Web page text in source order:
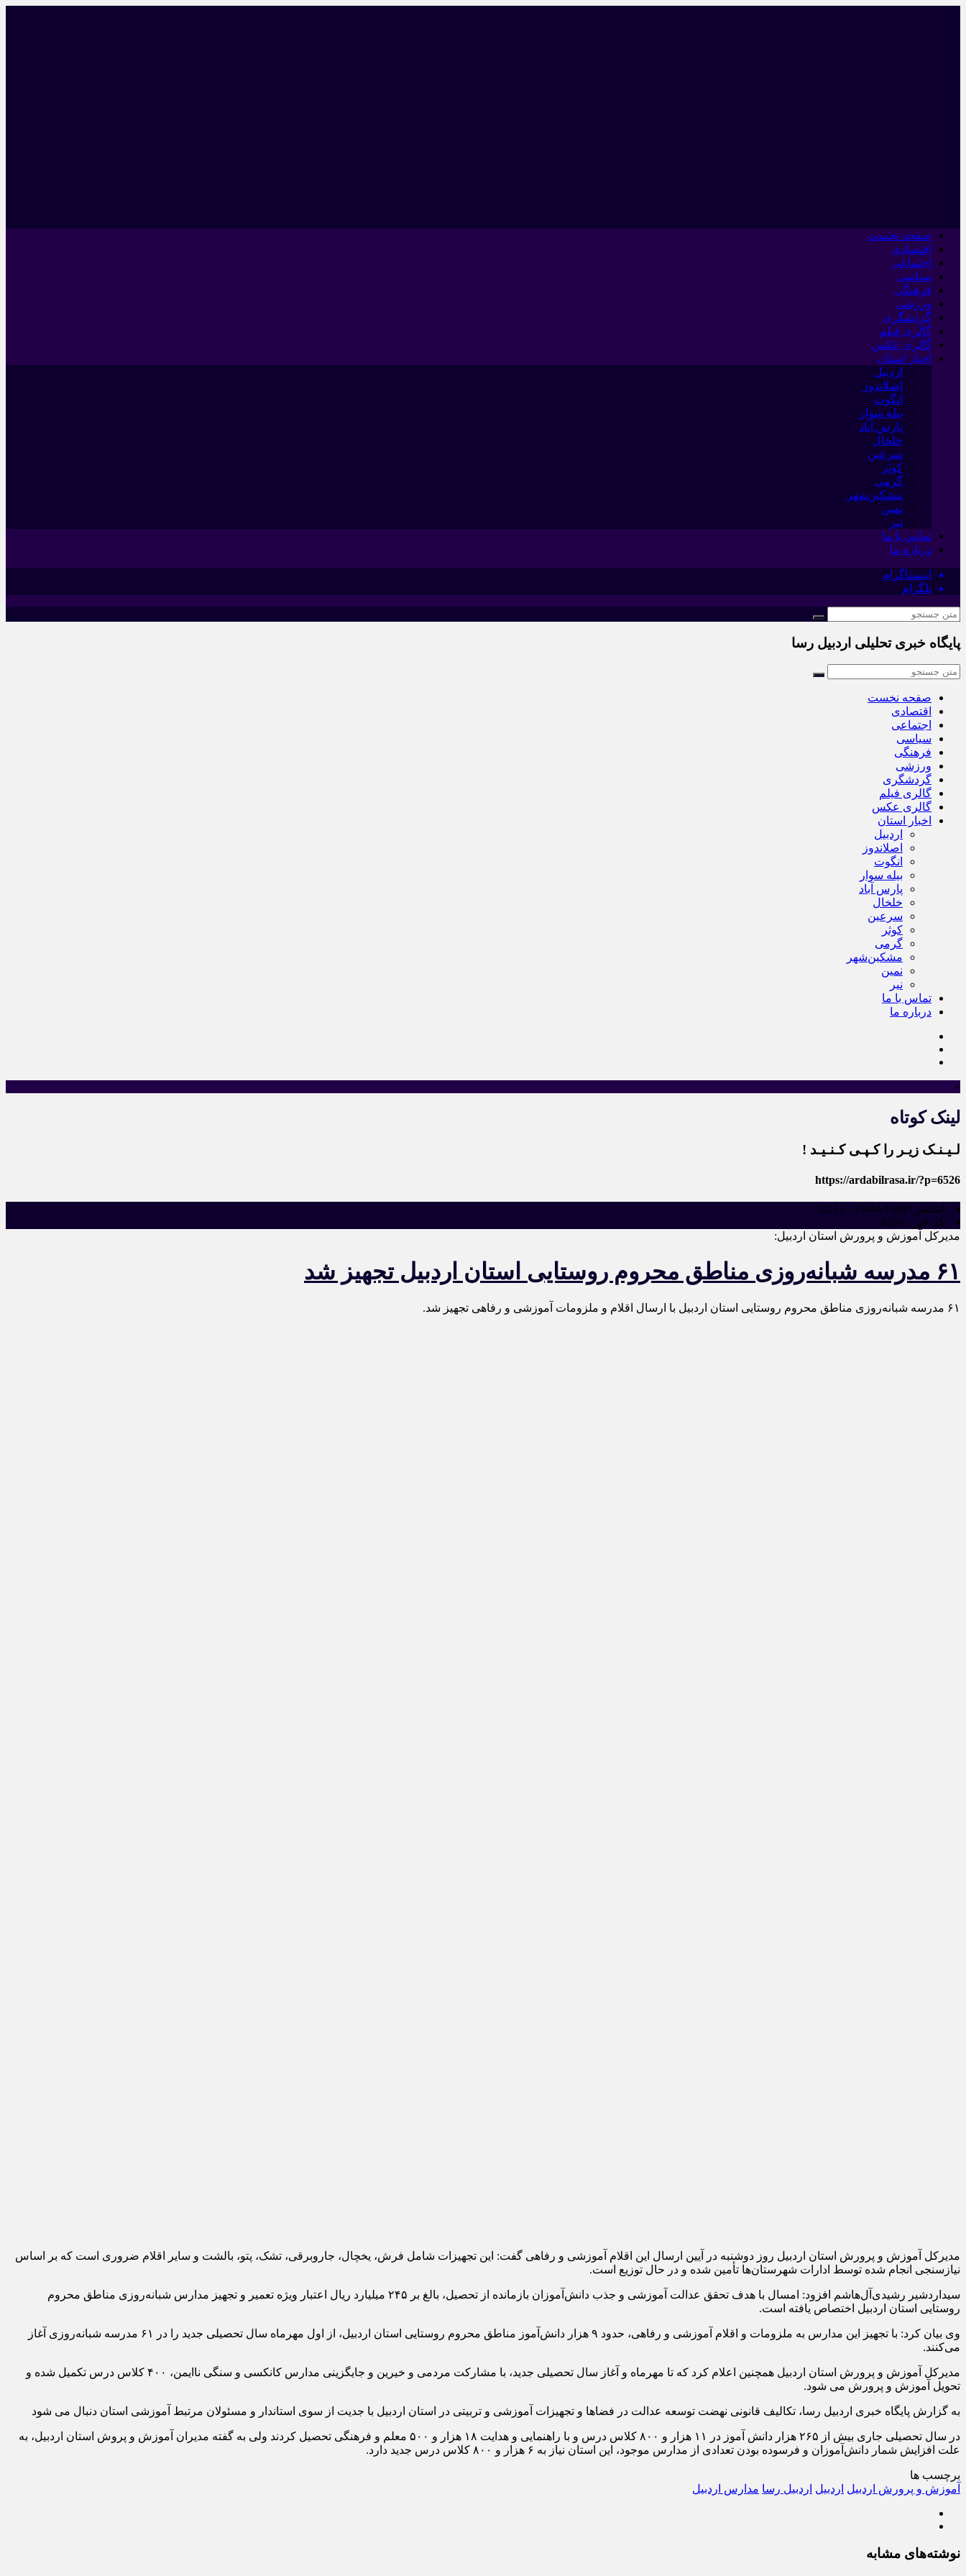
صفحه نخست
اقتصادی
اجتماعی
سیاسی
فرهنگی
ورزشی
گردشگری
گالری فیلم
گالری عکس
اخبار استان
اردبیل
اصلاندوز
انگوت
بیله سوار
پارس آباد
خلخال
سرعین
کوثر
گرمی
مشکین‌شهر
نمین
نیر
تماس با ما
درباره ما
اینستاگرام
تلگرام
پایگاه خبری تحلیلی اردبیل رسا
صفحه نخست
اقتصادی
اجتماعی
سیاسی
فرهنگی
ورزشی
گردشگری
گالری فیلم
گالری عکس
اخبار استان
اردبیل
اصلاندوز
انگوت
بیله سوار
پارس آباد
خلخال
سرعین
کوثر
گرمی
مشکین‌شهر
نمین
نیر
تماس با ما
درباره ما
×
لینک کوتاه
لـیـنـک زیـر را کـپـی کـنـیـد !
https://ardabilrasa.ir/?p=6526
انتشار : 1404-04-23 - 12:11
کد خبر : 6526
مدیرکل آموزش و پرورش استان اردبیل:
۶۱ مدرسه شبانه‌روزی مناطق محروم روستایی استان اردبیل تجهیز شد
۶۱ مدرسه شبانه‌روزی مناطق محروم روستایی استان اردبیل با ارسال اقلام و ملزومات آموزشی و رفاهی تجهیز شد.
مدیرکل آموزش و پرورش استان اردبیل روز دوشنبه در آیین ارسال این اقلام آموزشی و رفاهی گفت: این تجهیزات شامل فرش، یخچال، جاروبرقی، تشک، پتو، بالشت و سایر اقلام ضروری است که بر اساس
نیازسنجی انجام شده توسط ادارات شهرستان‌ها تأمین شده و در حال توزیع است.
سیداردشیر رشیدی‌آل‌هاشم افزود: امسال با هدف تحقق عدالت آموزشی و جذب دانش‌آموزان بازمانده از تحصیل، بالغ بر ۲۴۵ میلیارد ریال اعتبار ویژه تعمیر و تجهیز مدارس شبانه‌روزی مناطق محروم
روستایی استان اردبیل اختصاص یافته است.
وی بیان کرد: با تجهیز این مدارس به ملزومات و اقلام آموزشی و رفاهی، حدود ۹ هزار دانش‌آموز مناطق محروم روستایی استان اردبیل، از اول مهرماه سال تحصیلی جدید را در ۶۱ مدرسه شبانه‌روزی آغاز
می‌کنند.
مدیرکل آموزش و پرورش استان اردبیل همچنین اعلام کرد که تا مهرماه و آغاز سال تحصیلی جدید، با مشارکت مردمی و خیرین و جایگزینی مدارس کانکسی و سنگی ناایمن، ۴۰۰ کلاس درس تکمیل شده و
تحویل آموزش و پرورش می شود.
به گزارش پایگاه خبری اردبیل رسا، تکالیف قانونی نهضت توسعه عدالت در فضاها و تجهیزات آموزشی و تربیتی در استان اردبیل با جدیت از سوی استاندار و مسئولان مرتبط آموزشی استان دنبال می شود
در سال تحصیلی جاری بیش از ۲۶۵ هزار دانش آموز در ۱۱ هزار و ۸۰۰ کلاس درس و با راهنمایی و هدایت ۱۸ هزار و ۵۰۰ معلم و فرهنگی تحصیل کردند ولی به گفته مدیران آموزش و پروش استان اردبیل، به
علت افزایش شمار دانش‌آموزان و فرسوده بودن تعدادی از مدارس موجود، این استان نیاز به ۶ هزار و ۸۰۰ کلاس درس جدید دارد.
برچسب ها
آموزش و پرورش اردبیل اردبیل اردبیل رسا مدارس اردبیل
نوشته‌های مشابه